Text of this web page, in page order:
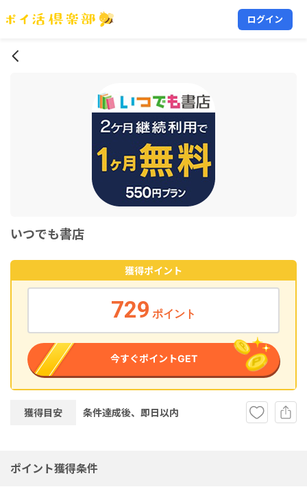
ログイン
いつでも書店
獲得ポイント
729 ポイント
今すぐポイントGET
獲得目安 条件達成後、即日以内
ポイント獲得条件